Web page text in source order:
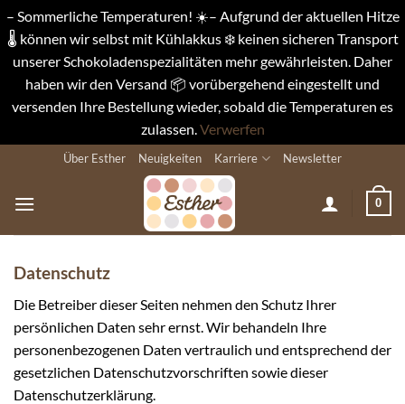
– Sommerliche Temperaturen! ☀️– Aufgrund der aktuellen Hitze
🌡️ können wir selbst mit Kühlakkus ❄️ keinen sicheren Transport
unserer Schokoladenspezialitäten mehr gewährleisten. Daher
haben wir den Versand 📦 vorübergehend eingestellt und
versenden Ihre Bestellung wieder, sobald die Temperaturen es
zulassen.Verwerfen
springen
Über Esther Neuigkeiten Karriere Newsletter
0
Datenschutz
Die Betreiber dieser Seiten nehmen den Schutz Ihrer
persönlichen Daten sehr ernst. Wir behandeln Ihre
personenbezogenen Daten vertraulich und entsprechend der
gesetzlichen Datenschutzvorschriften sowie dieser
Datenschutzerklärung.